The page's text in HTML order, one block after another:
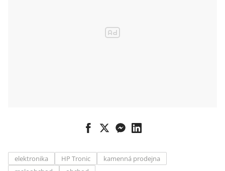
elektronika HP Tronic
kamenná prodejna